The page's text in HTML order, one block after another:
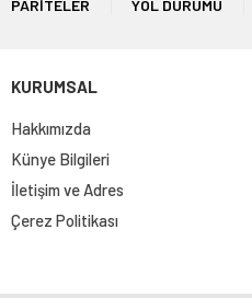
PARITELER YOL DURUMU
KURUMSAL
Hakkımızda
Künye Bilgileri
İletişim ve Adres
Çerez Politikası